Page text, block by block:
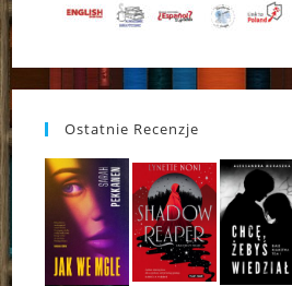
Ostatnie Recenzje